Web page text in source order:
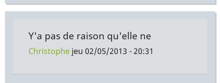
Y'a pas de raison qu'elle ne
Christophe jeu 02/05/2013 - 20:31